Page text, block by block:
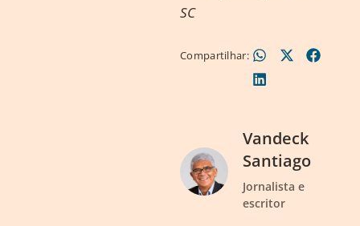
SC
Compartilhar:
Vandeck
Santiago
Jornalista e
escritor